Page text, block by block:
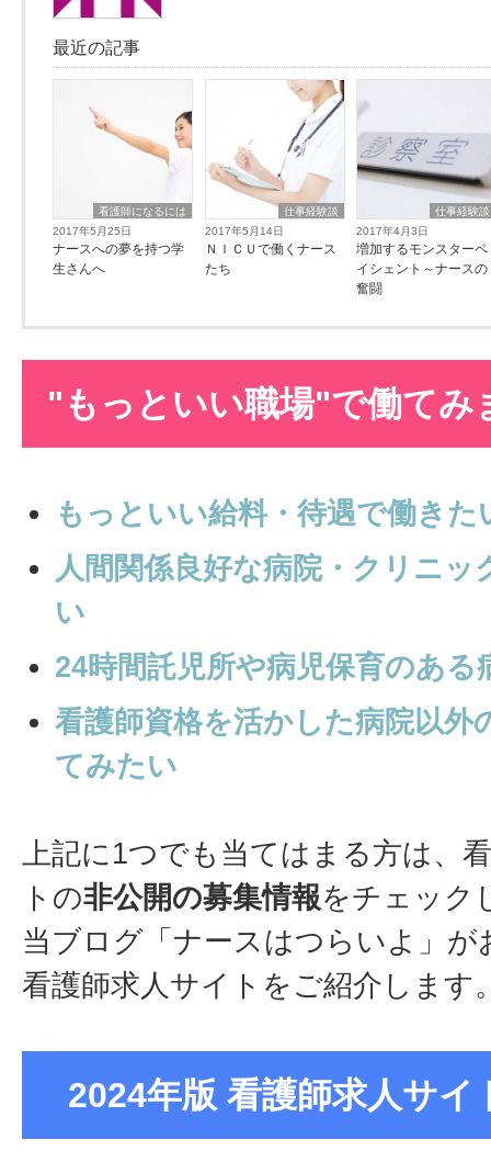
最近の記事
看護師になるには
2017年5月25日
ナースへの夢を持つ学
生さんへ
仕事経験談
2017年5月14日
ＮＩＣＵで働くナース
たち
仕事経験談
2017年4月3日
増加するモンスターペ
イシェント～ナースの
奮闘
"もっといい職場"で働てみ
もっといい給料・待遇で働きた
人間関係良好な病院・クリニッ
い
24時間託児所や病児保育のある
看護師資格を活かした病院以外
てみたい
上記に1つでも当てはまる方は、
トの非公開の募集情報をチェック
当ブログ「ナースはつらいよ」が
看護師求人サイトをご紹介します
2024年版 看護師求人サイ